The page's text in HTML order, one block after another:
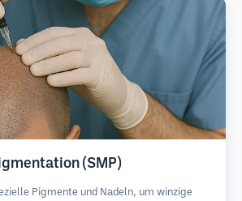
(SMP)
Pigmente und Nadeln, um winzige